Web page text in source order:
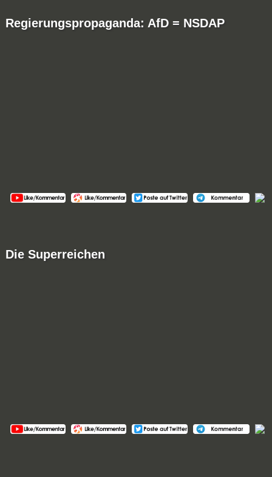
Regierungspropaganda: AfD = NSDAP
Die Superreichen